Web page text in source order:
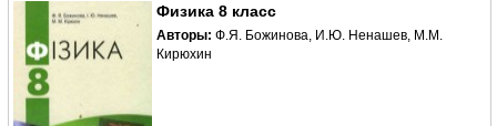
Физика 8 класс
Авторы: Ф.Я. Божинова, И.Ю. Ненашев, М.М.
Кирюхин